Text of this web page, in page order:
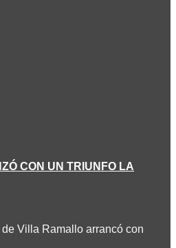
CON UN TRIUNFO LA
Villa Ramallo arrancó con